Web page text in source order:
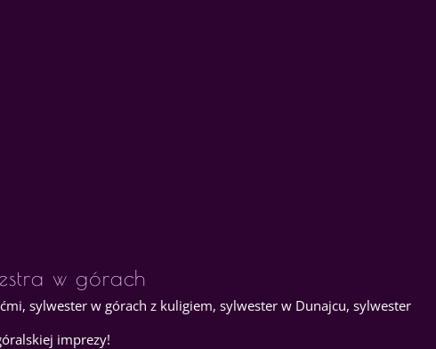
w górach
sylwester w górach z kuligiem, sylwester w Dunajcu, sylwester
imprezy!